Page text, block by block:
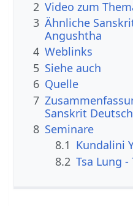
2 Video zum
3 Ähnliche
Angushtha
4 Weblinks
5 Siehe auch
6 Quelle
7
Sanskrit Deutsch
8 Seminare
8.1 Kundalini
8.2 Tsa Lung